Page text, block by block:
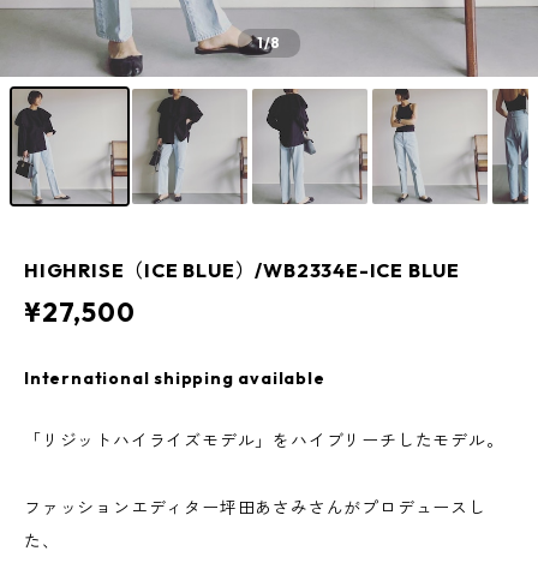
1/8
HIGHRISE（ICE BLUE）/WB2334E-ICE BLUE
¥27,500
International shipping available
「リジットハイライズモデル」をハイブリーチしたモデル。
ファッションエディター坪田あさみさんがプロデュースし
た、